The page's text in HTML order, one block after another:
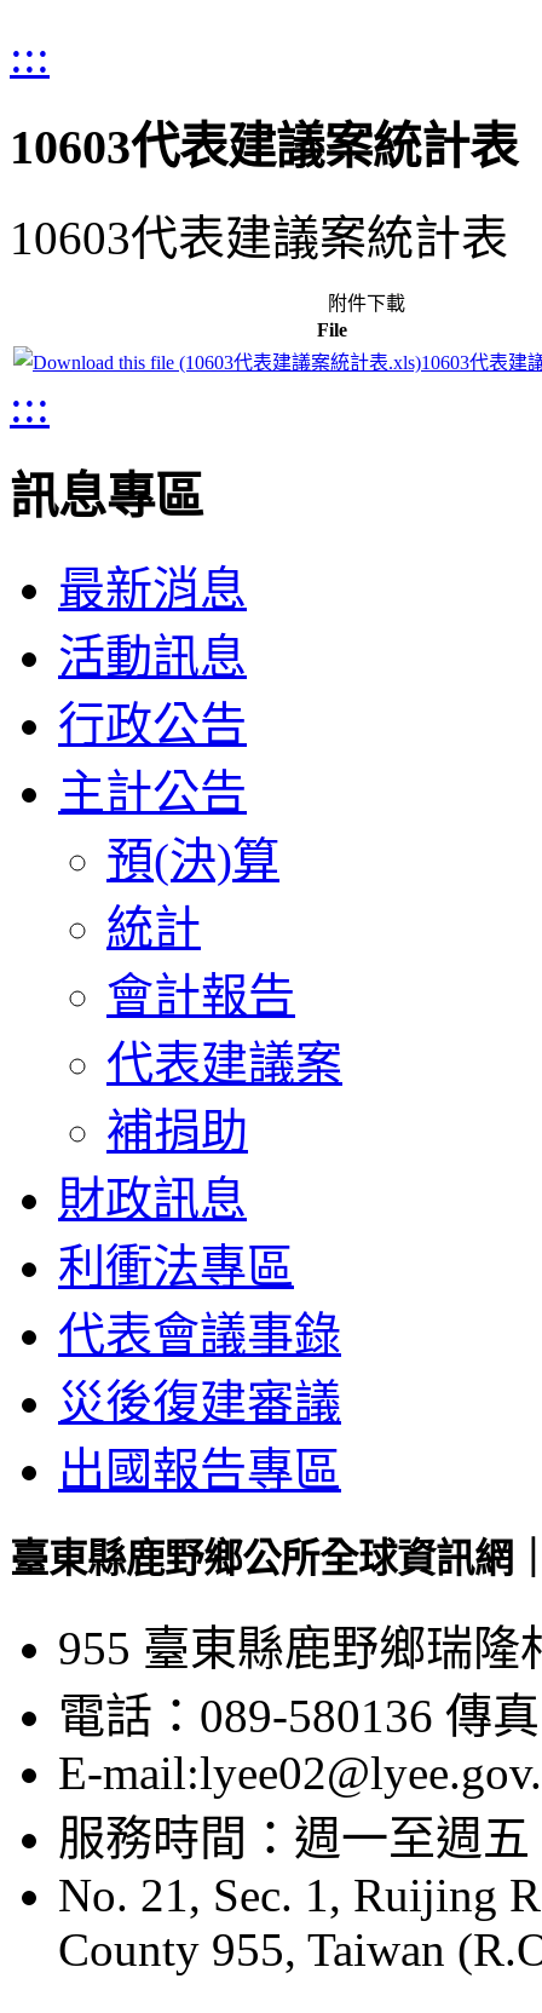
:::
10603代表建議案統計表
10603代表建議案統計表
附件下載
File
10603代表建
:::
訊息專區
最新消息
活動訊息
行政公告
主計公告
預(決)算
統計
會計報告
代表建議案
補捐助
財政訊息
利衝法專區
代表會議事錄
災後復建審議
出國報告專區
臺東縣鹿野鄉公所全球資訊網
955 臺東縣鹿野鄉瑞隆
電話：089-580136 傳
E-
服務時間：週一至週五
No. 21, Sec. 1, Ruijing
County 955, Taiwan